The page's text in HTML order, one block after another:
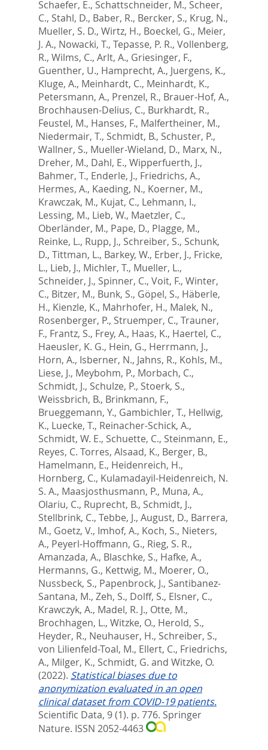
Schaefer, E., Schattschneider, M., Scheer,
C., Stahl, D., Baber, R., Bercker, S., Krug, N.,
Mueller, S. D., Wirtz, H., Boeckel, G., Meier,
J. A., Nowacki, T., Tepasse, P. R., Vollenberg,
R., Wilms, C., Arlt, A., Griesinger, F.,
Guenther, U., Hamprecht, A., Juergens, K.,
Kluge, A., Meinhardt, C., Meinhardt, K.,
Petersmann, A., Prenzel, R., Brauer-Hof, A.,
Brochhausen-Delius, C., Burkhardt, R.,
Feustel, M., Hanses, F., Malfertheiner, M.,
Niedermair, T., Schmidt, B., Schuster, P.,
Wallner, S., Mueller-Wieland, D., Marx, N.,
Dreher, M., Dahl, E., Wipperfuerth, J.,
Bahmer, T., Enderle, J., Friedrichs, A.,
Hermes, A., Kaeding, N., Koerner, M.,
Krawczak, M., Kujat, C., Lehmann, I.,
Lessing, M., Lieb, W., Maetzler, C.,
Oberländer, M., Pape, D., Plagge, M.,
Reinke, L., Rupp, J., Schreiber, S., Schunk,
D., Tittman, L., Barkey, W., Erber, J., Fricke,
L., Lieb, J., Michler, T., Mueller, L.,
Schneider, J., Spinner, C., Voit, F., Winter,
C., Bitzer, M., Bunk, S., Göpel, S., Häberle,
H., Kienzle, K., Mahrhofer, H., Malek, N.,
Rosenberger, P., Struemper, C., Trauner,
F., Frantz, S., Frey, A., Haas, K., Haertel, C.,
Haeusler, K. G., Hein, G., Herrmann, J.,
Horn, A., Isberner, N., Jahns, R., Kohls, M.,
Liese, J., Meybohm, P., Morbach, C.,
Schmidt, J., Schulze, P., Stoerk, S.,
Weissbrich, B., Brinkmann, F.,
Brueggemann, Y., Gambichler, T., Hellwig,
K., Luecke, T., Reinacher-Schick, A.,
Schmidt, W. E., Schuette, C., Steinmann, E.,
Reyes, C. Torres, Alsaad, K., Berger, B.,
Hamelmann, E., Heidenreich, H.,
Hornberg, C., Kulamadayil-Heidenreich, N.
S. A., Maasjosthusmann, P., Muna, A.,
Olariu, C., Ruprecht, B., Schmidt, J.,
Stellbrink, C., Tebbe, J., August, D., Barrera,
M., Goetz, V., Imhof, A., Koch, S., Nieters,
A., Peyerl-Hoffmann, G., Rieg, S. R.,
Amanzada, A., Blaschke, S., Hafke, A.,
Hermanns, G., Kettwig, M., Moerer, O.,
Nussbeck, S., Papenbrock, J., Santibanez-
Santana, M., Zeh, S., Dolff, S., Elsner, C.,
Krawczyk, A., Madel, R. J., Otte, M.,
Brochhagen, L., Witzke, O., Herold, S.,
Heyder, R., Neuhauser, H., Schreiber, S.,
von Lilienfeld-Toal, M., Ellert, C., Friedrichs,
A., Milger, K., Schmidt, G. and Witzke, O.
(2022). Statistical biases due to
anonymization evaluated in an open
clinical dataset from COVID-19 patients.
Scientific Data, 9 (1). p. 776. Springer
Nature. ISSN 2052-4463